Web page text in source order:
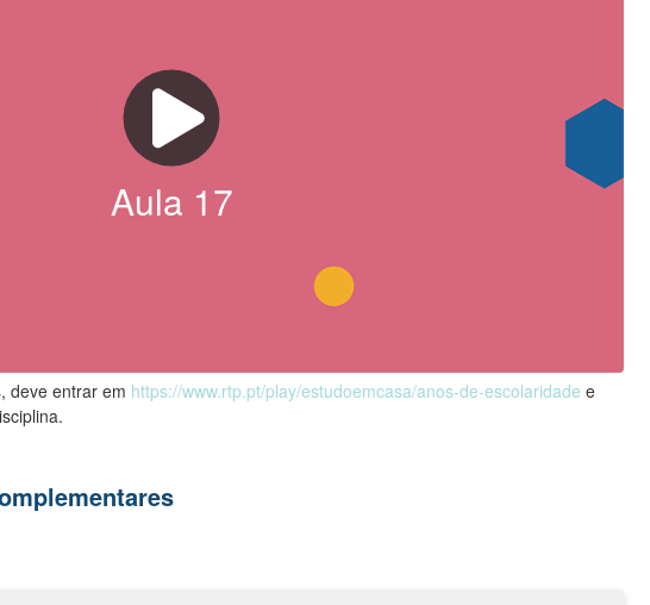
Aula 17
deve entrar em https://www.rtp.pt/play/estudoemcasa/anos-de-escolaridade e